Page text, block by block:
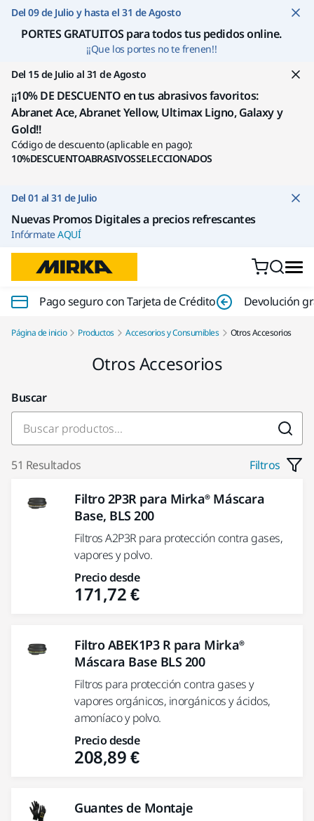
Ir a contenido
Del 09 de Julio y hasta el 31 de Agosto
PORTES GRATUITOS para todos tus pedidos online.
¡¡Que los portes no te frenen!!
Del 15 de Julio al 31 de Agosto
¡¡10% DE DESCUENTO en tus abrasivos favoritos:
Abranet Ace, Abranet Yellow, Ultimax Ligno, Galaxy y
Gold!!
Código de descuento (aplicable en pago):
10%DESCUENTOABRASIVOSSELECCIONADOS
Del 01 al 31 de Julio
Nuevas Promos Digitales a precios refrescantes
InfórmateAQUÍ
Pago seguro con Tarjeta de Crédito Devolución
Página de inicio Productos Accesorios y Consumibles Otros Accesorios
Otros Accesorios
Buscar
51 Resultados Filtros
Filtro 2P3R para Mirka® Máscara
Base, BLS 200
Filtros A2P3R para protección contra gases,
vapores y polvo.
Precio desde
171,72 €
Filtro ABEK1P3 R para Mirka®
Máscara Base BLS 200
Filtros para protección contra gases y
vapores orgánicos, inorgánicos y ácidos,
amoníaco y polvo.
Precio desde
208,89 €
Guantes de Montaje